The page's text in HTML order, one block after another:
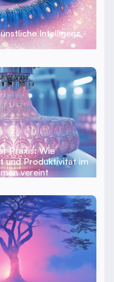
Intelligenz -
Praxis: Wie
und Produktivität im
vereint